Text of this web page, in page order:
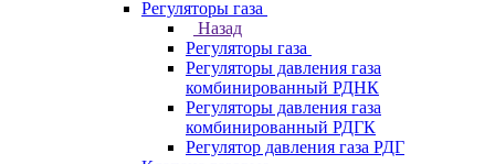
Регуляторы газа
Назад
Регуляторы газа
Регуляторы давления газа
комбинированный РДНК
Регуляторы давления газа
комбинированный РДГК
Регулятор давления газа РДГ